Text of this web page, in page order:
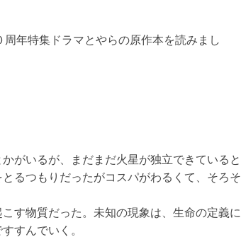
年特集ドラマとやらの原作本を読みまし
がいるが、まだまだ火星が独立できていると
るつもりだったがコスパがわるくて、そろそ
す物質だった。未知の現象は、生命の定義に
すんでいく。